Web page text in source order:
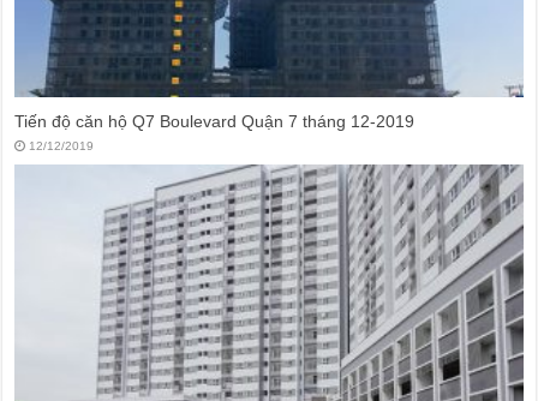
Tiến độ căn hộ Q7 Boulevard Quận 7 tháng 12-2019
12/12/2019